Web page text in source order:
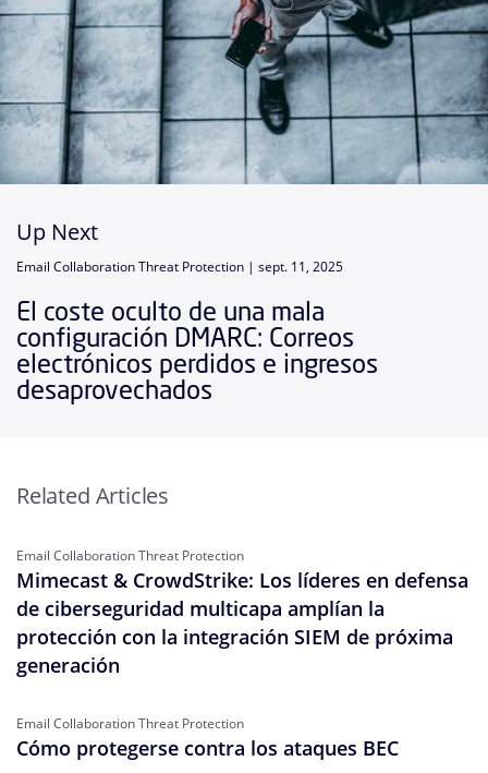
Up Next
Email Collaboration Threat Protection | sept. 11, 2025
El coste oculto de una mala
configuración DMARC: Correos
electrónicos perdidos e ingresos
desaprovechados
Related Articles
Email Collaboration Threat Protection
Mimecast & CrowdStrike: Los líderes en defensa
de ciberseguridad multicapa amplían la
protección con la integración SIEM de próxima
generación
Email Collaboration Threat Protection
Cómo protegerse contra los ataques BEC